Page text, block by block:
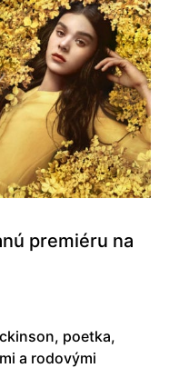
premiéru na
poetka,
a rodovými